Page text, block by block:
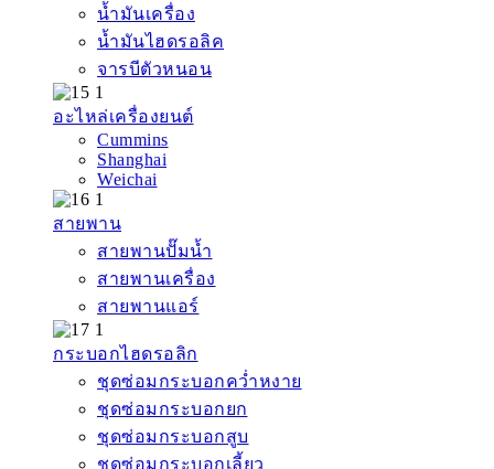
น้ำมันเครื่อง
น้ำมันไฮดรอลิค
จารบีตัวหนอน
อะไหล่เครื่องยนต์
Cummins
Shanghai
Weichai
สายพาน
สายพานปั๊มน้ำ
สายพานเครื่อง
สายพานแอร์
กระบอกไฮดรอลิก
ชุดซ่อมกระบอกคว่ำหงาย
ชุดซ่อมกระบอกยก
ชุดซ่อมกระบอกสูบ
ชุดซ่อมกระบอกเลี้ยว